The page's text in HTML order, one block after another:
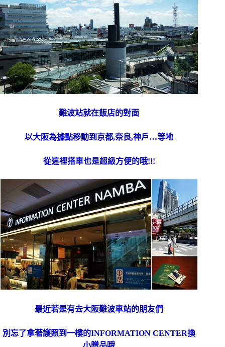
難波站就在飯店的對面
以大阪為據點移動到京都,奈良,神戶…等地
從這裡搭車也是超級方便的哦!!!
最近若是有去大阪難波車站的朋友們
別忘了拿著護照到一樓的INFORMATION CENTER換
小贈品哦